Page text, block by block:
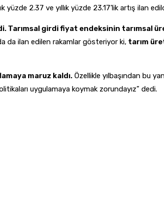
2.37 ve yıllık yüzde 23.17’lik artış ilan
Tarımsal girdi fiyat endeksinin tarımsal
da ilan edilen rakamlar gösteriyor ki, tarım
maruz kaldı. Özellikle yılbaşından bu
uygulamaya koymak zorundayız” dedi.